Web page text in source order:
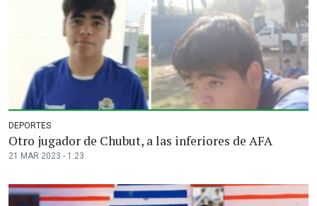
DEPORTES
Otro jugador de Chubut, a las inferiores de AFA
21 MAR 2023 - 1:23